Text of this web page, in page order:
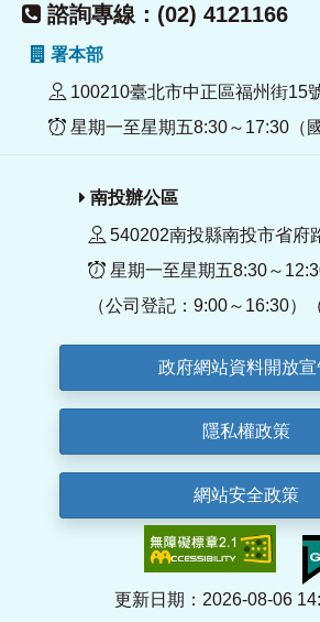
諮詢專線：(02) 4121166
署本部
100210臺北市中正區福州街15
星期一至星期五8:30～17:30（
南投辦公區
540202南投縣南投市省府
星期一至星期五8:30～
（公司登記：9:00～16:30）
政府網站資料開放宣
隱私權政策
網站安全政策
更新日期：2026-08-06